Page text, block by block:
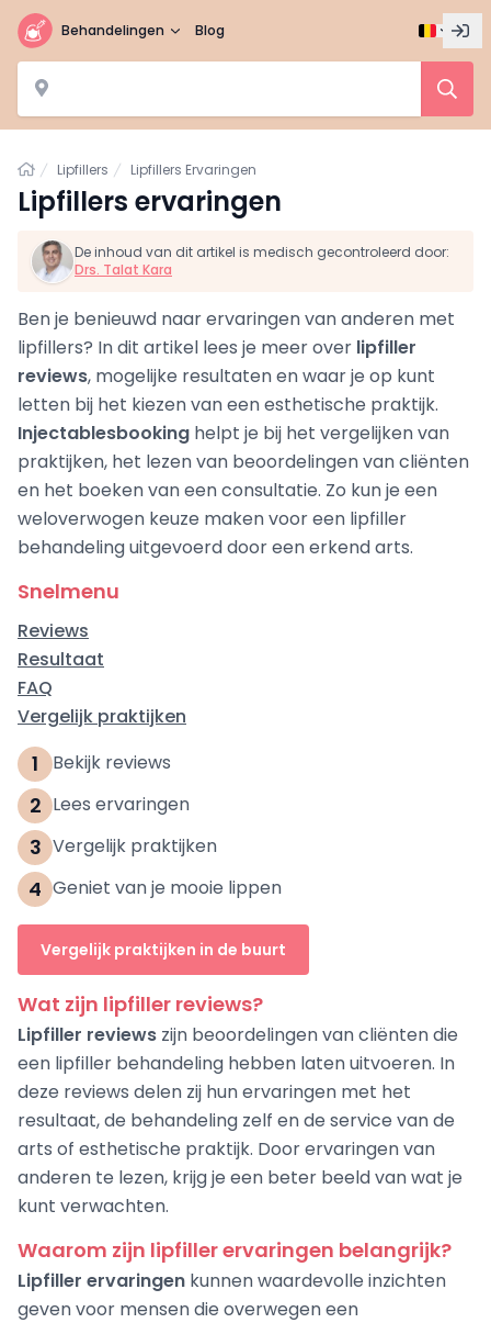
Behandelingen Blog
HomeLipfillers Lipfillers Ervaringen
Lipfillers ervaringen
De inhoud van dit artikel is medisch gecontroleerd door:
Drs. Talat Kara
Ben je benieuwd naar ervaringen van anderen met
lipfillers? In dit artikel lees je meer over lipfiller
reviews, mogelijke resultaten en waar je op kunt
letten bij het kiezen van een esthetische praktijk.
Injectablesbooking helpt je bij het vergelijken van
praktijken, het lezen van beoordelingen van cliënten
en het boeken van een consultatie. Zo kun je een
weloverwogen keuze maken voor een lipfiller
behandeling uitgevoerd door een erkend arts.
Snelmenu
Reviews
Resultaat
FAQ
Vergelijk praktijken
1 Bekijk reviews
2 Lees ervaringen
3 Vergelijk praktijken
4 Geniet van je mooie lippen
Vergelijk praktijken in de buurt
Wat zijn lipfiller reviews?
Lipfiller reviews zijn beoordelingen van cliënten die
een lipfiller behandeling hebben laten uitvoeren. In
deze reviews delen zij hun ervaringen met het
resultaat, de behandeling zelf en de service van de
arts of esthetische praktijk. Door ervaringen van
anderen te lezen, krijg je een beter beeld van wat je
kunt verwachten.
Waarom zijn lipfiller ervaringen belangrijk?
Lipfiller ervaringen kunnen waardevolle inzichten
geven voor mensen die overwegen een